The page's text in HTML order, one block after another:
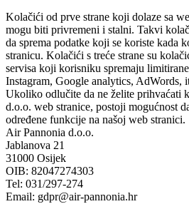
Kolačići od prve strane koji dolaze sa
mogu biti privremeni i stalni. Takvi
da sprema podatke koji se koriste kada
stranicu. Kolačići s treće strane su
servisa koji korisniku spremaju
Instagram, Google analytics,
Ukoliko odlučite da ne želite prihvaćati
d.o.o. web stranice, postoji mogućnost
određene funkcije na našoj web stranici.
Air Pannonia d.o.o.
Jablanova 21
31000 Osijek
OIB: 82047274303
Tel: 031/297-274
Email: gdpr@air-pannonia.hr